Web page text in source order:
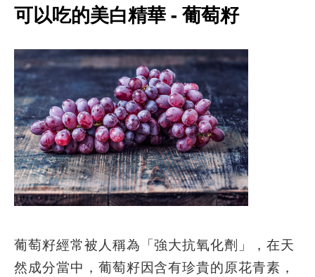
可以吃的美白精華 - 葡萄籽
葡萄籽經常被人稱為「強大抗氧化劑」，在天
然成分當中，葡萄籽因含有珍貴的原花青素，